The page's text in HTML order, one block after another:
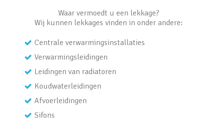
Waar vermoedt u een lekkage?
Wij kunnen lekkages vinden in onder andere:
Centrale verwarmingsinstallaties
Verwarmingsleidingen
Leidingen van radiatoren
Koudwaterleidingen
Afvoerleidingen
Sifons